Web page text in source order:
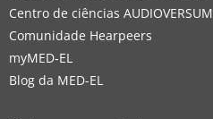
Centro de ciências AUDIOVERSUM
Comunidade Hearpeers
myMED‑EL
Blog da MED-EL